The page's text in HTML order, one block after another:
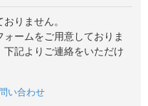
りません。
ームをご用意しておりま
記よりご連絡をいただけ
い合わせ